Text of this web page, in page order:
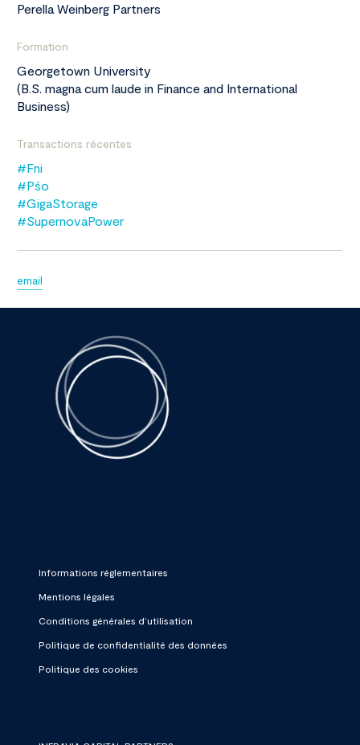
Perella Weinberg Partners
Formation
Georgetown University
(B.S. magna cum laude in Finance and International
Business)
Transactions récentes
#Fni
#Pśo
#GigaStorage
#SupernovaPower
email
Informations réglementaires
Mentions légales
Conditions générales d’utilisation
Politique de confidentialité des données
Politique des cookies